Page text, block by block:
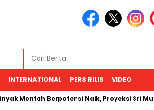
INTERNATIONAL PERS RILIS VIDEO
Berpotensi Naik, Proyeksi Sri Mulyani